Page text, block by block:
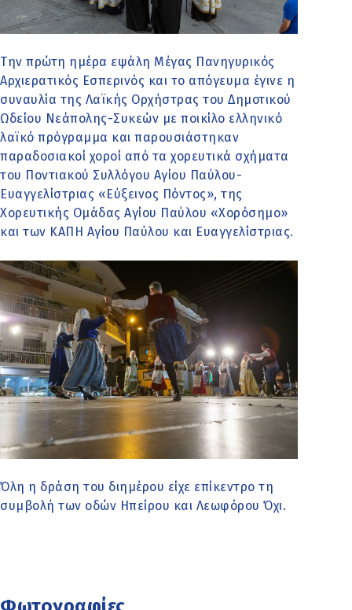
Την πρώτη ημέρα εψάλη Μέγας Πανηγυρικός
Αρχιερατικός Εσπερινός και το απόγευμα έγινε η
συναυλία της Λαϊκής Ορχήστρας του Δημοτικού
Ωδείου Νεάπολης-Συκεών με ποικίλο ελληνικό
λαϊκό πρόγραμμα και παρουσιάστηκαν
παραδοσιακοί χοροί από τα χορευτικά σχήματα
του Ποντιακού Συλλόγου Αγίου Παύλου-
Ευαγγελίστριας «Εύξεινος Πόντος», της
Χορευτικής Ομάδας Αγίου Παύλου «Χορόσημο»
και των ΚΑΠΗ Αγίου Παύλου και Ευαγγελίστριας.
Όλη η δράση του διημέρου είχε επίκεντρο τη
συμβολή των οδών Ηπείρου και Λεωφόρου Όχι.